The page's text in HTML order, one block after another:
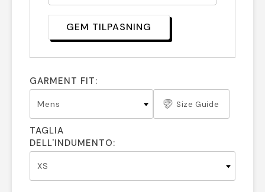
GEM TILPASNING
GARMENT FIT:
Size Guide
TAGLIA
DELL'INDUMENTO: